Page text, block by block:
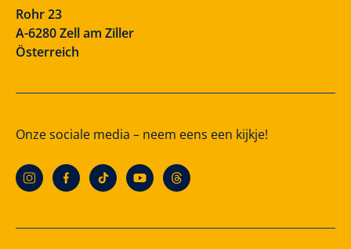
Rohr 23
A-6280 Zell am Ziller
Österreich
Onze sociale media – neem eens een kijkje!